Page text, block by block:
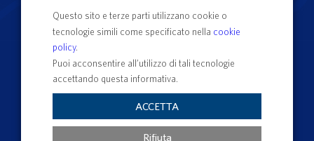
Servizio reclami
Sedi e Poli
Contatti e PEC
Albo Ufficiale di Ateneo
Impostazioni dei cookie
Questo sito e terze parti utilizzano cookie o
tecnologie simili come specificato nella cookie
policy.
Puoi acconsentire all’utilizzo di tali tecnologie
accettando questa informativa.
ACCETTA
Rifiuta